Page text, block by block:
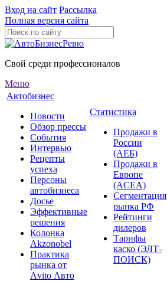
Вход на сайт Рассылка
Полная версия сайта
Свой среди профессионалов
Меню
Автобизнес
Новости
Обзор прессы
События
Интервью
Рецепты
успеха
Персоны
автобизнеса
Досье
Эффективные
решения
Колонка
Akzonobel
Практика
рынка от
Аvito Авто
Статистика
Продажи в
России
(АЕБ)
Продажи в
Европе
(ACEA)
Сегментация
рынка РФ
Рейтинги
дилеров
Тарифы
каско (ЭЛТ-
ПОИСК)